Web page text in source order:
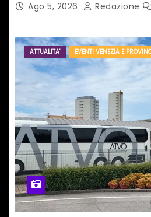
Ago 5, 2026 Redazione
ATTUALITA' EVENTI VENEZIA E